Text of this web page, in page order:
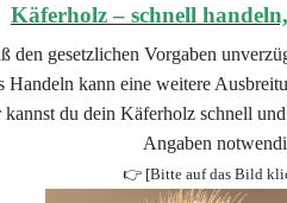
Käferholz – schnell
den gesetzlichen Vorgaben
Handeln kann eine weitere
kannst du dein Käferholz schnell
Angaben
👉 [Bitte auf das Bild